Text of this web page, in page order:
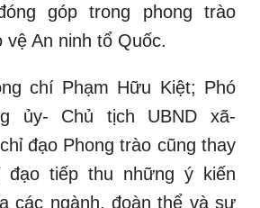
góp trong phong trào
vệ An ninh tổ Quốc.
chí Phạm Hữu Kiệt; Phó
ủy- Chủ tịch UBND xã-
đạo Phong trào cũng thay
đạo tiếp thu những ý kiến
các ngành, đoàn thể và sự